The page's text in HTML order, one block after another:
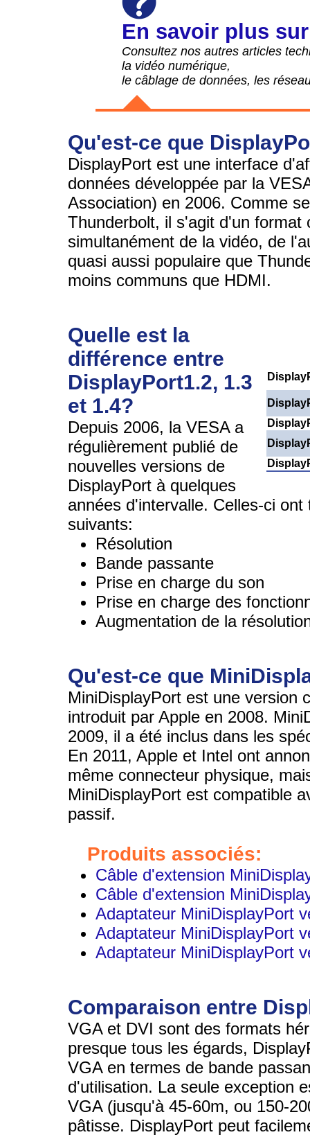
En savoir plus
Consultez nos autres articles
la vidéo numérique,
le câblage de données, les
Qu'est-ce que
DisplayPort est une interface
données développée par la
Association) en 2006. Comme
Thunderbolt, il s'agit d'un
simultanément de la vidéo, de
quasi aussi populaire que
moins communs que HDMI.
Quelle est la
différence entre
DisplayPort1.2, 1.3
et 1.4?
Depuis 2006, la VESA a
régulièrement publié de
nouvelles versions de
DisplayPort à quelques
années d'intervalle. Celles-ci
suivants:
Résolution
Bande passante
Prise en charge du son
Prise en charge des
Augmentation de la
Qu'est-ce que
MiniDisplayPort est une version
introduit par Apple en 2008.
2009, il a été inclus dans les
En 2011, Apple et Intel ont
même connecteur physique,
MiniDisplayPort est compatible
passif.
Produits associés:
Câble d'extension
Câble d'extension
Adaptateur MiniDisplayPort
Adaptateur MiniDisplayPort
Adaptateur MiniDisplayPort
Comparaison entre
VGA et DVI sont des formats
presque tous les égards,
VGA en termes de bande
d'utilisation. La seule exception
VGA (jusqu'à 45-60m, ou 150-
pâtisse. DisplayPort peut